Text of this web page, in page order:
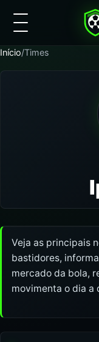
Início/Times
Veja as principais
bastidores,
mercado da bola,
movimenta o dia a